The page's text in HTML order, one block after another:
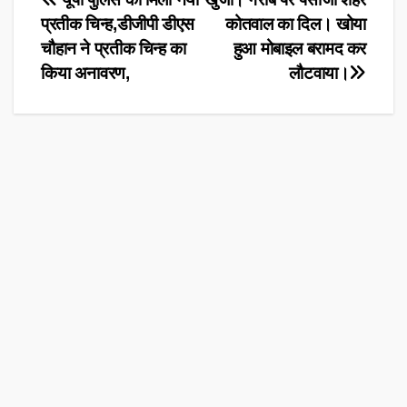
navigation
कोतवाल का दिल। खोया
हुआ मोबाइल बरामद कर
लौटवाया।
प्रतीक चिन्ह,डीजीपी डीएस
चौहान ने प्रतीक चिन्ह का
किया अनावरण,